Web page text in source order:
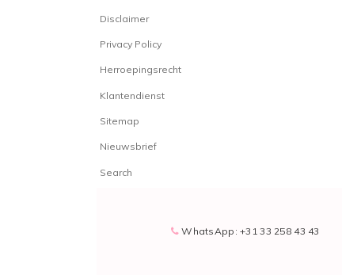
Disclaimer
Privacy Policy
Herroepingsrecht
Klantendienst
Sitemap
Nieuwsbrief
Search
WhatsApp: +31 33 258 43 43